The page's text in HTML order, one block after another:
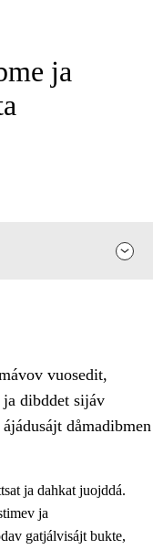
ja
vuosedit,
dibddet sijáv
dåmadibmen
ja dahkat juojddá.
ja
gatjálvisájt bukte,